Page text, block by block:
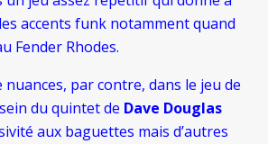
accents funk notamment quand
Fender Rhodes.
nuances, par contre, dans le jeu de
du quintet de Dave Douglas
aux baguettes mais d’autres